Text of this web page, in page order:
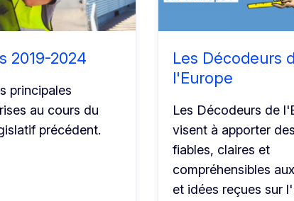
2019-2024
principales
au cours du
précédent.
Les Décodeurs
l'Europe
Les Décodeurs de
visent à apporter
fiables, claires et
compréhensibles
et idées reçues sur